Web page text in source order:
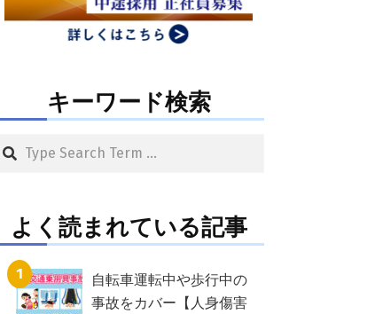
キーワード検索
Search
よく読まれている記事
自転車運転中や歩行中の
事故をカバー【人身傷害